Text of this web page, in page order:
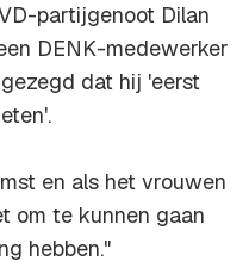
partijgenoot Dilan
DENK-medewerker
dat hij 'eerst
en als het vrouwen
om te kunnen gaan
hebben."